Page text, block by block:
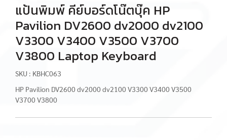
แป้นพิมพ์ คีย์บอร์ดโน๊ตบุ๊ค HP
Pavilion DV2600 dv2000 dv2100
V3300 V3400 V3500 V3700
V3800 Laptop Keyboard
SKU : KBHC063
HP Pavilion DV2600 dv2000 dv2100 V3300 V3400 V3500
V3700 V3800